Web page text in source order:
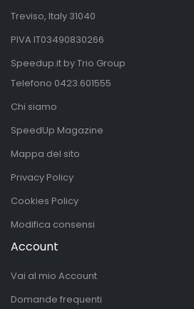
Treviso, Italy 31040
PIVA IT03490830266
Speedup.it by Trio Group
Telefono 0423.601555
Chi siamo
SpeedUp Magazine
Mappa del sito
Privacy Policy
Cookies Policy
Modifica consensi
Account
Vai al mio Account
Domande frequenti